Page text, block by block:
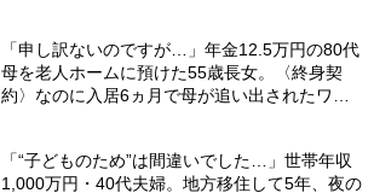
「申し訳ないのですが…」年金12.5万円の80代
母を老人ホームに預けた55歳長女。〈終身契
約〉なのに入居6ヵ月で母が追い出されたワ
「“子どものため”は間違いでした…」世帯年収
1,000万円・40代夫婦。地方移住して5年、夜の